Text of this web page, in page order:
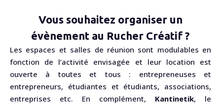
Vous souhaitez organiser un
évènement au Rucher Créatif ?
Les espaces et salles de réunion sont modulables en
fonction de l’activité envisagée et leur location est
ouverte à toutes et tous : entrepreneuses et
entrepreneurs, étudiantes et étudiants, associations,
entreprises etc. En complément, Kantinetik, le